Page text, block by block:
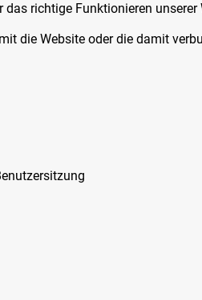
richtige Funktionieren unserer
die Website oder die damit